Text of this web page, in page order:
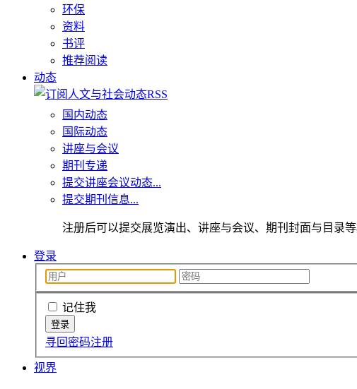
环保
资料
书评
推荐阅读
动态
国内动态
国际动态
讲座与会议
期刊专递
提交讲座会议动态...
提交期刊信息...
注册后可以提交展览演出、讲座与会议、期刊封面与目录
登录
记住我
寻回密码注册
视界